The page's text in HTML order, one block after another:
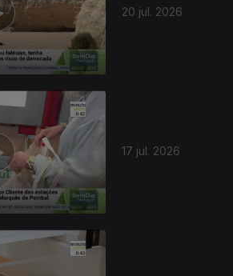
20 jul. 2026
17 jul. 2026